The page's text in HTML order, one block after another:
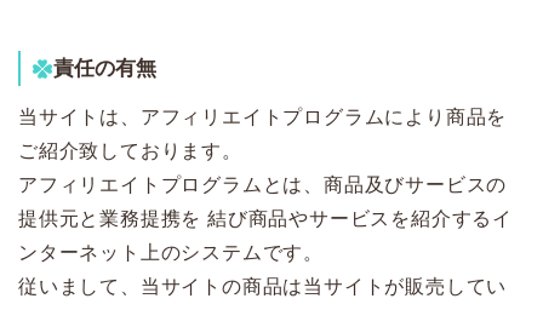
責任の有無
当サイトは、アフィリエイトプログラムにより商品を
ご紹介致しております。
アフィリエイトプログラムとは、商品及びサービスの
提供元と業務提携を 結び商品やサービスを紹介するイ
ンターネット上のシステムです。
従いまして、当サイトの商品は当サイトが販売してい